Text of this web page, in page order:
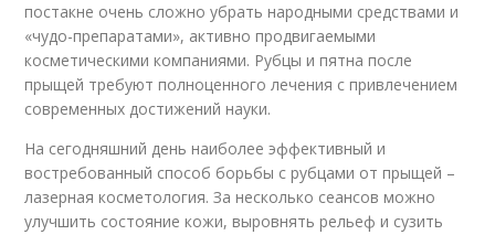
постакне очень сложно убрать народными средствами и
«чудо-препаратами», активно продвигаемыми
косметическими компаниями. Рубцы и пятна после
прыщей требуют полноценного лечения с привлечением
современных достижений науки.
На сегодняшний день наиболее эффективный и
востребованный способ борьбы с рубцами от прыщей –
лазерная косметология. За несколько сеансов можно
улучшить состояние кожи, выровнять рельеф и сузить